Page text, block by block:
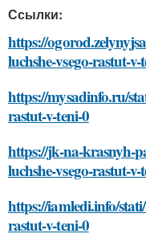
Ссылки:
https://
luchshe-vsego-rastut-v-
https://mysadinfo.ru/
rastut-v-teni-0
https://jk-na-krasnyh-
luchshe-vsego-rastut-v-
https://iamledi.info/
rastut-v-teni-0